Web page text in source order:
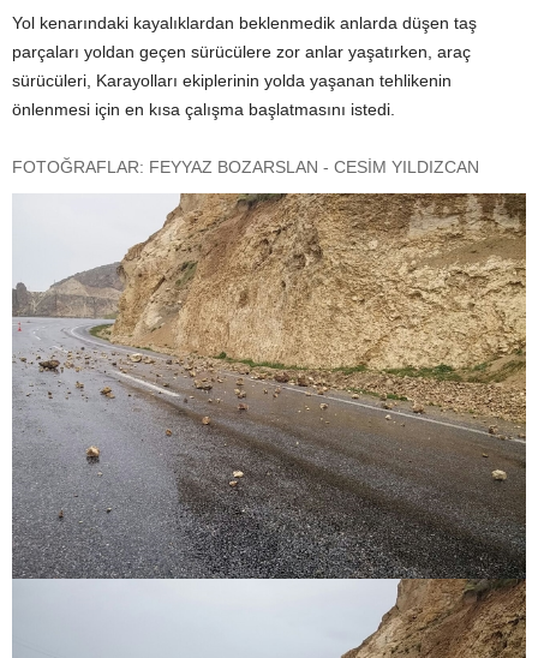
Yol kenarındaki kayalıklardan beklenmedik anlarda düşen taş
parçaları yoldan geçen sürücülere zor anlar yaşatırken, araç
sürücüleri, Karayolları ekiplerinin yolda yaşanan tehlikenin
önlenmesi için en kısa çalışma başlatmasını istedi.
FOTOĞRAFLAR: FEYYAZ BOZARSLAN - CESİM YILDIZCAN